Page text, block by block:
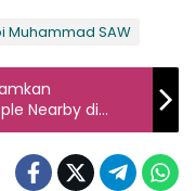
Muhammad SAW
Nearby di